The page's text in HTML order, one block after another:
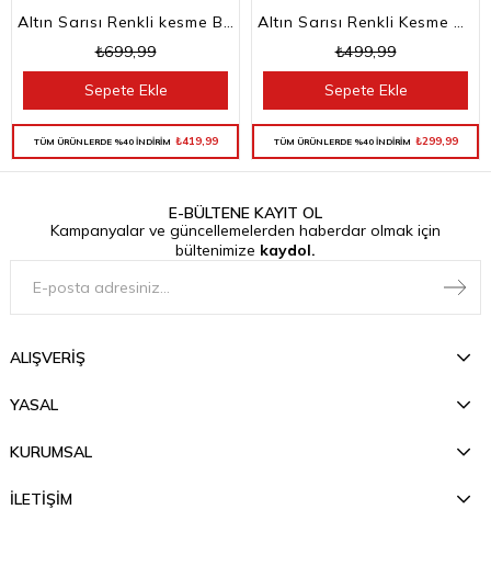
Altın Sarısı Renkli kesme Baget Taşlı Su Yolu Choker Kolye
₺699,99
TÜM ÜRÜNLERDE %40 İNDİRİM ₺419,99
Sepete Ekle
Altın Sarısı Renkli Kesme Baget Taşlı Su Yolu Bileklik
₺499,99
TÜM ÜRÜNLERDE %40 İNDİRİM ₺299,99
Sepete Ekle
E-BÜLTENE KAYIT OL
Kampanyalar ve güncellemelerden haberdar olmak için
bültenimize kaydol.
ALIŞVERİŞ
YASAL
KURUMSAL
İLETİŞİM